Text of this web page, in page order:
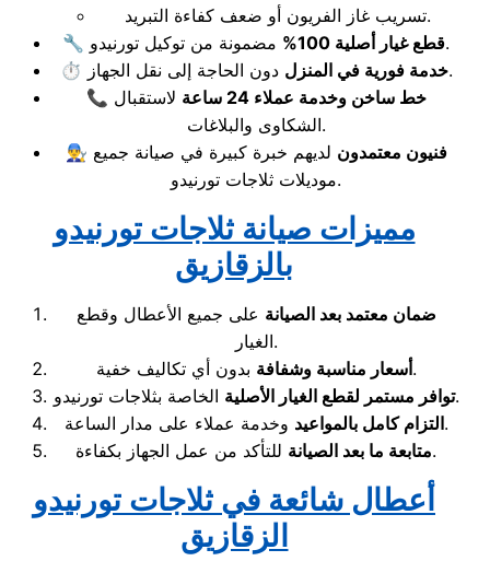
تسريب غاز الفريون أو ضعف كفاءة التبريد.
🔧
قطع غيار أصلية 100%مضمونة من توكيل تورنيدو.
⏱️
خدمة فورية في المنزلدون الحاجة إلى نقل الجهاز.
📞
خط ساخن وخدمة عملاء 24 ساعة
لاستقبال
الشكاوى والبلاغات.
👨‍🔧
فنيون معتمدون لديهم خبرة كبيرة في صيانة جميع
موديلات ثلاجات تورنيدو.
مميزات صيانة ثلاجات تورنيدو
بالزقازيق
ضمان معتمد بعد الصيانة على جميع الأعطال وقطع
الغيار.
أسعار مناسبة وشفافةبدون أي تكاليف خفية.
توافر مستمر لقطع الغيار الأصليةالخاصة بثلاجات تورنيدو.
التزام كامل بالمواعيدوخدمة عملاء على مدار الساعة.
متابعة ما بعد الصيانةللتأكد من عمل الجهاز بكفاءة.
أعطال شائعة في ثلاجات تورنيدو
الزقازيق